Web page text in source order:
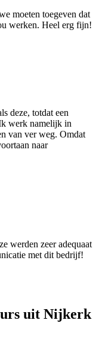
moeten toegeven dat
werken. Heel erg fijn!
deze, totdat een
werk namelijk in
van ver weg. Omdat
naar
werden zeer adequaat
met dit bedrijf!
uit Nijkerk